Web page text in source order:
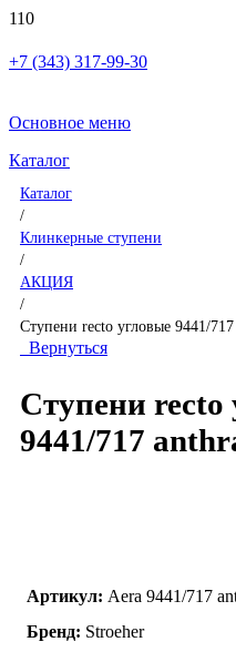
+7 (343) 317-99-30
Основное меню
Каталог
Каталог
/
Клинкерные ступени
/
АКЦИЯ
/
Ступени recto угловые 9441/
Вернуться
Ступени recto
9441/717
Артикул: Aera 9441/717
Бренд: Stroeher